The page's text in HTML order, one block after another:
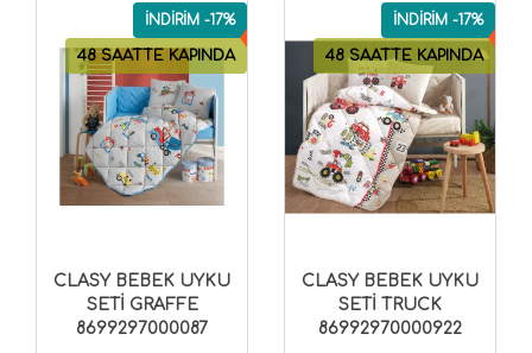
48 SAATTE KAPINDA
İNDİRİM -17%
CLASY BEBEK UYKU
SETİ GRAFFE
8699297000087
48 SAATTE KAPINDA
İNDİRİM -17%
CLASY BEBEK UYKU
SETİ TRUCK
86992970000922